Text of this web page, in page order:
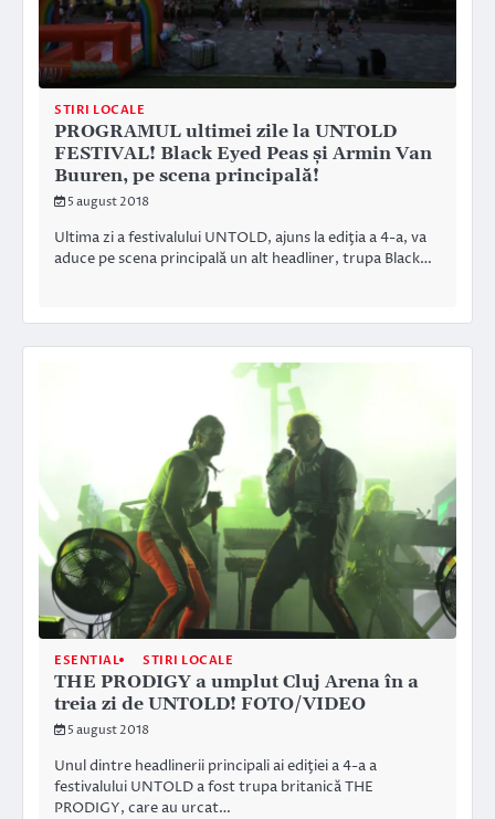
STIRI LOCALE
PROGRAMUL ultimei zile la UNTOLD
FESTIVAL! Black Eyed Peas şi Armin Van
Buuren, pe scena principală!
5 august 2018
Ultima zi a festivalului UNTOLD, ajuns la ediţia a 4-a, va
aduce pe scena principală un alt headliner, trupa Black…
ESENTIAL STIRI LOCALE
THE PRODIGY a umplut Cluj Arena în a
treia zi de UNTOLD! FOTO/VIDEO
5 august 2018
Unul dintre headlinerii principali ai ediţiei a 4-a a
festivalului UNTOLD a fost trupa britanică THE
PRODIGY, care au urcat…